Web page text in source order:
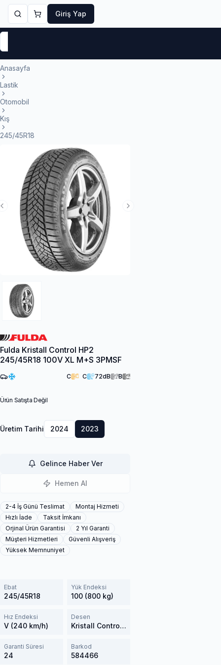
Giriş Yap
Anasayfa
Lastik
Otomobil
Kış
245/45R18
Next Slide
Previous Slide
Fulda Kristall Control HP2
245/45R18 100V XL M+S 3PMSF
C C 72dB B
Ürün Satışta Değil
Üretim Tarihi 2024 2023
Gelince Haber Ver
Hemen Al
2-4 İş Günü Teslimat
Montaj Hizmeti
Hızlı İade
Taksit İmkanı
Orjinal Ürün Garantisi
2 Yıl Garanti
Müşteri Hizmetleri
Güvenli Alışveriş
Yüksek Memnuniyet
Ebat
245/45R18
Yük Endeksi
100 (800 kg)
Hız Endeksi
V (240 km/h)
Desen
Kristall Control HP2
Garanti Süresi
24
Barkod
584466